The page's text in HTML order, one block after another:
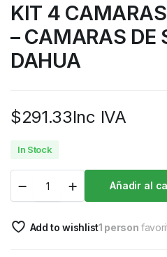
KIT 4
– CAMARAS DE
DAHUA
$291.33Inc IVA
In Stock
Añadir al
Add to wishlist1 person